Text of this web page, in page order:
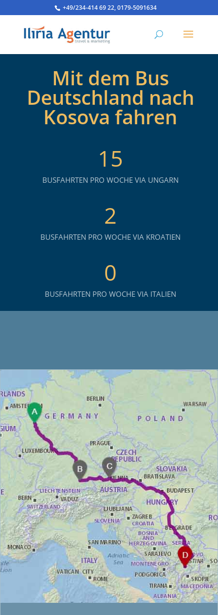
+49/234-414 69 22, 0179-5091634
Mit dem Bus
Deutschland nach
Kosova fahren
15
BUSFAHRTEN PRO WOCHE VIA UNGARN
2
BUSFAHRTEN PRO WOCHE VIA KROATIEN
0
BUSFAHRTEN PRO WOCHE VIA ITALIEN